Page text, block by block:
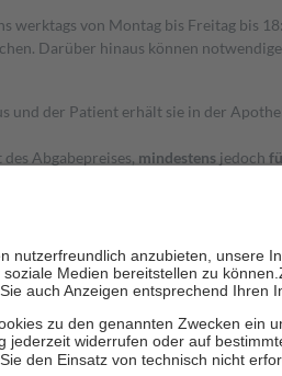
werktags von Montag bis Freitag bis
Darüber hinaus können
der Patient erhält sie in der
Abgabepreises, mindestens jedoch
und die besondere Stellung der
der Fahrkosten
werden